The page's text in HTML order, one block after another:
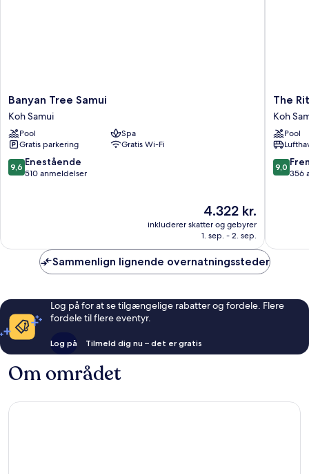
Banyan
Tree
Samui
Koh
Samui
Banyan Tree Samui
Koh Samui
Pool
Spa
Gratis parkering
Gratis Wi-Fi
9.6
ud
9,6 Enestående
510 anmeldelser
Prisen
er
4.322 kr.
4.322 kr.
inkluderer skatter og gebyrer
1. sep. - 2. sep.
The
Ritz-
Carlton,
Koh
Samui
Koh
Samui
The
Koh
Pool
9.0
ud
9,0
356
Sammenlign lignende overnatningssteder
Log på for at se tilgængelige rabatter og fordele. Flere
fordele til flere eventyr.
Log på Tilmeld dig nu – det er gratis
Om området